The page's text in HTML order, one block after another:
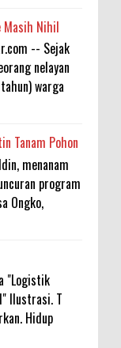
Masih Nihil
-- Sejak
nelayan
warga
Tanam Pohon
menanam
program
Ongko,
"Logistik
Ilustrasi. T
Hidup